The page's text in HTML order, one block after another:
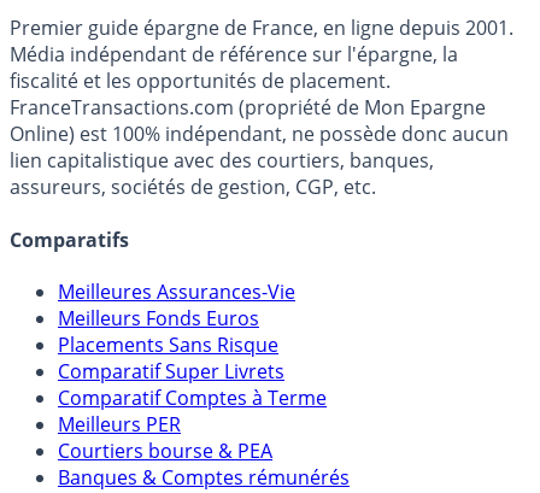
Premier guide épargne de France, en ligne depuis 2001.
Média indépendant de référence sur l'épargne, la
fiscalité et les opportunités de placement.
FranceTransactions.com (propriété de Mon Epargne
Online) est 100% indépendant, ne possède donc aucun
lien capitalistique avec des courtiers, banques,
assureurs, sociétés de gestion, CGP, etc.
Comparatifs
Meilleures Assurances-Vie
Meilleurs Fonds Euros
Placements Sans Risque
Comparatif Super Livrets
Comparatif Comptes à Terme
Meilleurs PER
Courtiers bourse & PEA
Banques & Comptes rémunérés